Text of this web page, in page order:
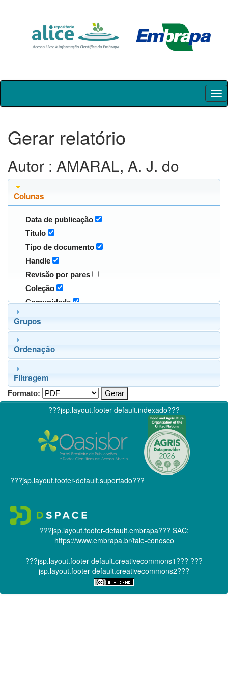
Skip
Gerar relatório
Autor : AMARAL, A. J. do
Colunas
Data de publicação
Título
Tipo de documento
Handle
Revisão por pares
Coleção
Comunidade
Grupos
Ordenação
Filtragem
Formato:
???jsp.layout.footer-default.indexado???
???jsp.layout.footer-default.suportado???
???jsp.layout.footer-default.embrapa??? SAC:
https://www.embrapa.br/fale-conosco
???jsp.layout.footer-default.creativecommons1??? ???
jsp.layout.footer-default.creativecommons2???